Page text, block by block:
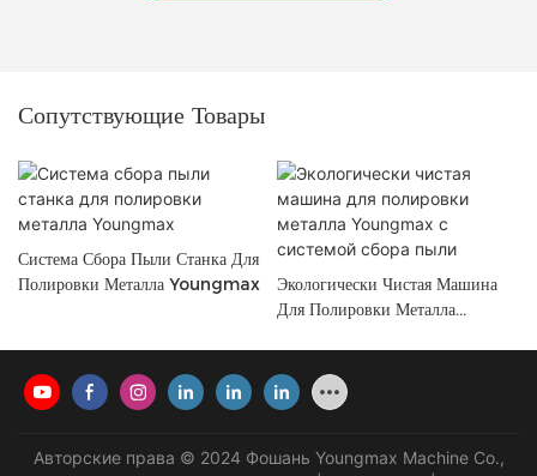
Сопутствующие Товары
Система Сбора Пыли Станка Для
Полировки Металла Youngmax
Экологически Чистая Машина
Для Полировки Металла
Авторские права © 2024 Фошань Youngmax Machine Co.,